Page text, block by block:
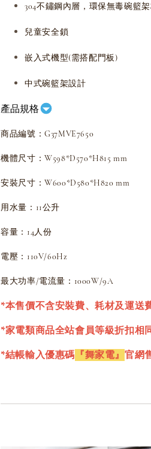
304不鏽鋼內層，環保無毒碗籃
兒童安全鎖
嵌入式機型(需搭配門板)
中式碗籃架設計
產品規格
商品編號：G37MVE7650
機體尺寸：W598*D570*H815 mm
安裝尺寸：W600*D580*H820 mm
用水量：11公升
容量：14人份
電壓：110V/60Hz
最大功率/電流量：1000W/9A
*本售價不含安裝費、耗材及運送
*家電類商品全站會員等級折扣相
*結帳輸入優惠碼 『舞家電』 官網